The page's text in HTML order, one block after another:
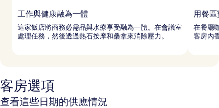
工作與健康融為一體
這家飯店將商務必需品與水療享受融為一體。在會議室
處理任務，然後透過熱石按摩和桑拿來消除壓力。
用餐
在餐廳
客房內
客房選項
查看這些日期的供應情況